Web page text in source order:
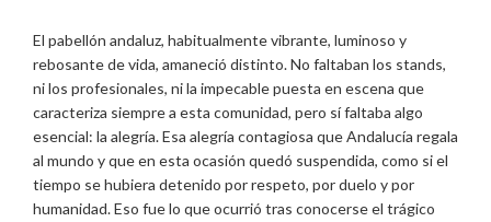
El pabellón andaluz, habitualmente vibrante, luminoso y
rebosante de vida, amaneció distinto. No faltaban los stands,
ni los profesionales, ni la impecable puesta en escena que
caracteriza siempre a esta comunidad, pero sí faltaba algo
esencial: la alegría. Esa alegría contagiosa que Andalucía regala
al mundo y que en esta ocasión quedó suspendida, como si el
tiempo se hubiera detenido por respeto, por duelo y por
humanidad. Eso fue lo que ocurrió tras conocerse el trágico